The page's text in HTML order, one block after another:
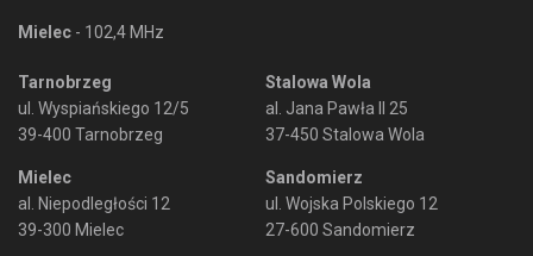
Mielec - 102,4 MHz
Tarnobrzeg
ul. Wyspiańskiego 12/5
39-400 Tarnobrzeg
Mielec
al. Niepodległości 12
39-300 Mielec
Stalowa Wola
al. Jana Pawła II 25
37-450 Stalowa Wola
Sandomierz
ul. Wojska Polskiego 12
27-600 Sandomierz